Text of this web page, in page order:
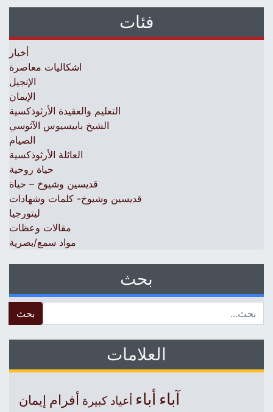
فئات
أخبار
اشكاليات معاصرة
الإنجيل
الإيمان
التعليم والعقيدة الأرثوذكسية
الشيخ باييسيوس الآثوسي
الصيام
العائلة الأرثوذكسية
حياة روحية
قديسين وشيوخ – حياة
قديسين وشيوخ- كلمات وشهادات
ليتورجيا
مقالات وعظات
مواد سمع/بصرية
بحث
العلامات
آباءأباء أعياد كبيرة أفرام إيمان